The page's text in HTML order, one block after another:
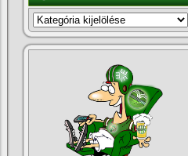
KATEGÓRIÁK